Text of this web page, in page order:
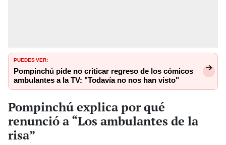
PUEDES VER:
Pompinchú pide no criticar regreso de los cómicos
ambulantes a la TV: "Todavía no nos han visto"
Pompinchú explica por qué
renunció a “Los ambulantes de la
risa”